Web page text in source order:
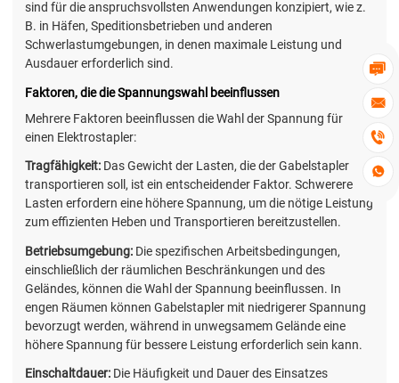




sind für die anspruchsvollsten Anwendungen konzipiert, wie z.
B. in Häfen, Speditionsbetrieben und anderen
Schwerlastumgebungen, in denen maximale Leistung und
Ausdauer erforderlich sind.
Faktoren, die die Spannungswahl beeinflussen
Mehrere Faktoren beeinflussen die Wahl der Spannung für
einen Elektrostapler:
Tragfähigkeit: Das Gewicht der Lasten, die der Gabelstapler
transportieren soll, ist ein entscheidender Faktor. Schwerere
Lasten erfordern eine höhere Spannung, um die nötige Leistung
zum effizienten Heben und Transportieren bereitzustellen.
Betriebsumgebung: Die spezifischen Arbeitsbedingungen,
einschließlich der räumlichen Beschränkungen und des
Geländes, können die Wahl der Spannung beeinflussen. In
engen Räumen können Gabelstapler mit niedrigerer Spannung
bevorzugt werden, während in unwegsamem Gelände eine
höhere Spannung für bessere Leistung erforderlich sein kann.
Einschaltdauer: Die Häufigkeit und Dauer des Einsatzes